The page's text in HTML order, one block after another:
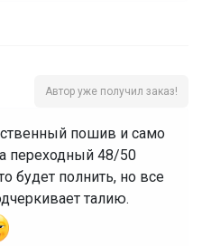
Автор уже получил заказ!
пошив и само
переходный 48/50
будет полнить, но все
талию.